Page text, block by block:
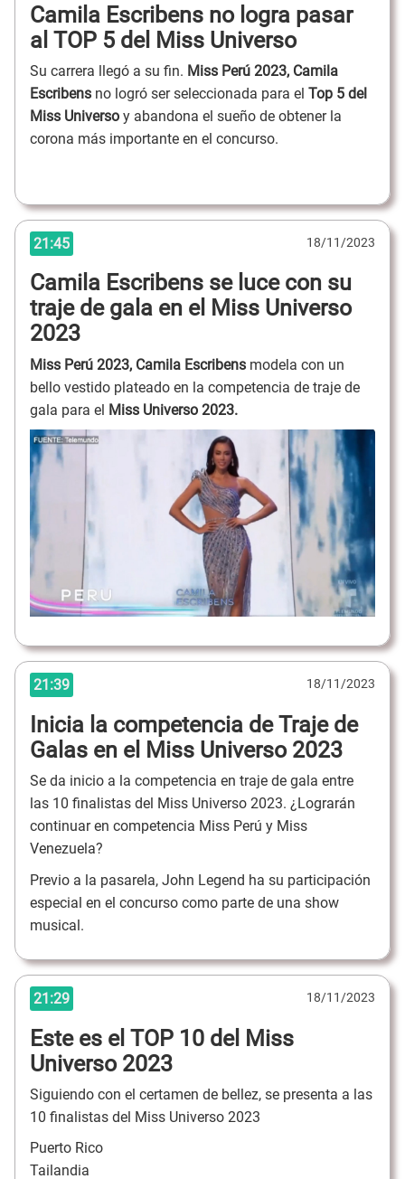
Camila Escribens no logra pasar
al TOP 5 del Miss Universo
Su carrera llegó a su fin. Miss Perú 2023, Camila
Escribens no logró ser seleccionada para el Top 5 del
Miss Universo y abandona el sueño de obtener la
corona más importante en el concurso.
21:45 18/11/2023
Camila Escribens se luce con su
traje de gala en el Miss Universo
2023
Miss Perú 2023, Camila Escribens modela con un
bello vestido plateado en la competencia de traje de
gala para el Miss Universo 2023.
21:39 18/11/2023
Inicia la competencia de Traje de
Galas en el Miss Universo 2023
Se da inicio a la competencia en traje de gala entre
las 10 finalistas del Miss Universo 2023. ¿Lograrán
continuar en competencia Miss Perú y Miss
Venezuela?
Previo a la pasarela, John Legend ha su participación
especial en el concurso como parte de una show
musical.
21:29 18/11/2023
Este es el TOP 10 del Miss
Universo 2023
Siguiendo con el certamen de bellez, se presenta a las
10 finalistas del Miss Universo 2023
Puerto Rico
Tailandia